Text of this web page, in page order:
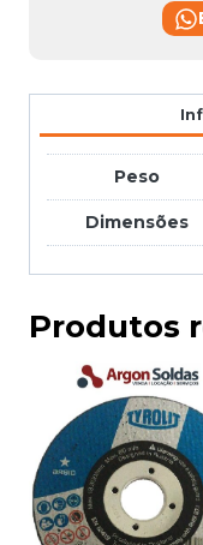
Peso
Dimensões
Produtos